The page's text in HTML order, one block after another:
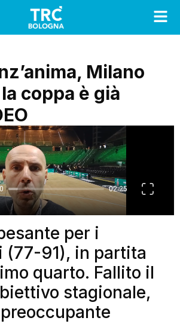
Milano
coppa è già
per i
(77-91), in partita
quarto. Fallito il
stagionale,